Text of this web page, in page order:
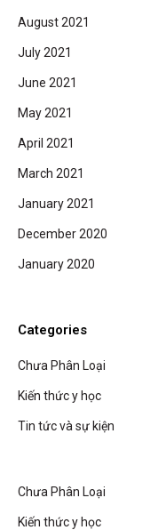
August 2021
July 2021
June 2021
May 2021
April 2021
March 2021
January 2021
December 2020
January 2020
Categories
Chưa Phân Loại
Kiến thức y học
Tin tức và sự kiện
Chưa Phân Loại
Kiến thức y học